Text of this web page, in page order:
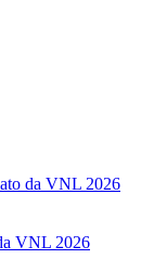
da VNL 2026
VNL 2026